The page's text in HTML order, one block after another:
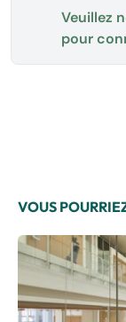
Veuillez
pour
VOUS